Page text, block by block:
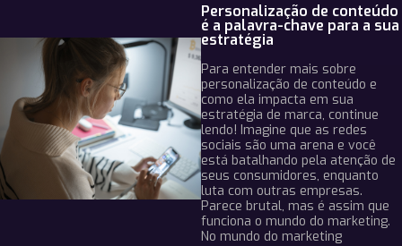
Personalização de conteúdo
é a palavra-chave para a sua
estratégia
Para entender mais sobre
personalização de conteúdo e
como ela impacta em sua
estratégia de marca, continue
lendo! Imagine que as redes
sociais são uma arena e você
está batalhando pela atenção de
seus consumidores, enquanto
luta com outras empresas.
Parece brutal, mas é assim que
funciona o mundo do marketing.
No mundo do marketing